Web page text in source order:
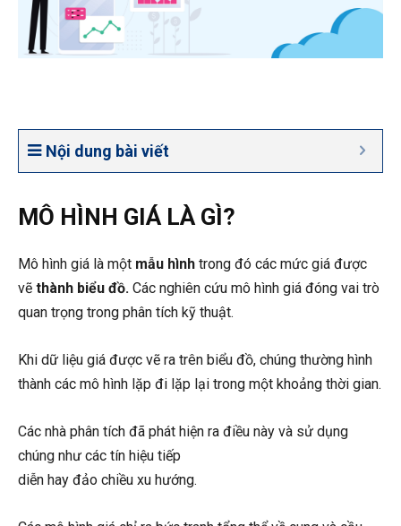
Nội dung bài viết
MÔ HÌNH GIÁ LÀ GÌ?
Mô hình giá là một mẫu hình trong đó các mức giá được
vẽ thành biểu đồ. Các nghiên cứu mô hình giá đóng vai trò
quan trọng trong phân tích kỹ thuật.
Khi dữ liệu giá được vẽ ra trên biểu đồ, chúng thường hình
thành các mô hình lặp đi lặp lại trong một khoảng thời gian.
Các nhà phân tích đã phát hiện ra điều này và sử dụng
chúng như các tín hiệu tiếp
diễn hay đảo chiều xu hướng.